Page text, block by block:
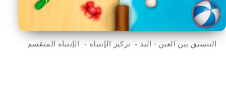
التنسيق بين العين - اليد تركيز الإنتباه الإنتباه المنقسم